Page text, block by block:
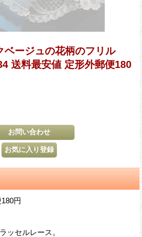
ベージュの花柄のフリル
送料最安値 定形外郵便180
円
ッセルレース。